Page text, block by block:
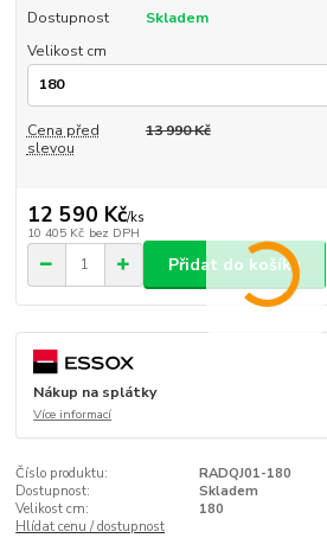
Dostupnost
Skladem
Velikost cm
Cena před
slevou
13 990 Kč
12 590 Kč/ks
10 405 Kč bez DPH
Přidat do košíku
Nákup na splátky
Více informací
Číslo produktu:
RADQJ01-180
Dostupnost:
Skladem
Velikost cm:
180
Hlídat cenu / dostupnost